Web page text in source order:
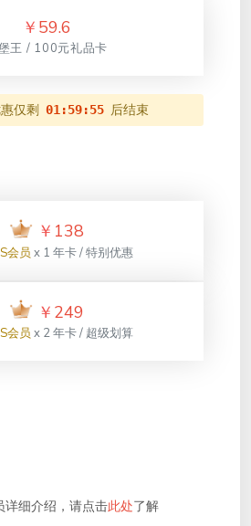
￥ 59.6
王 / 100元礼品卡
仅剩 01:59:55 后结束
￥ 138
会员x 1 年卡 / 特别优惠
￥ 249
会员x 2 年卡 / 超级划算
详细介绍，请点击此处了解